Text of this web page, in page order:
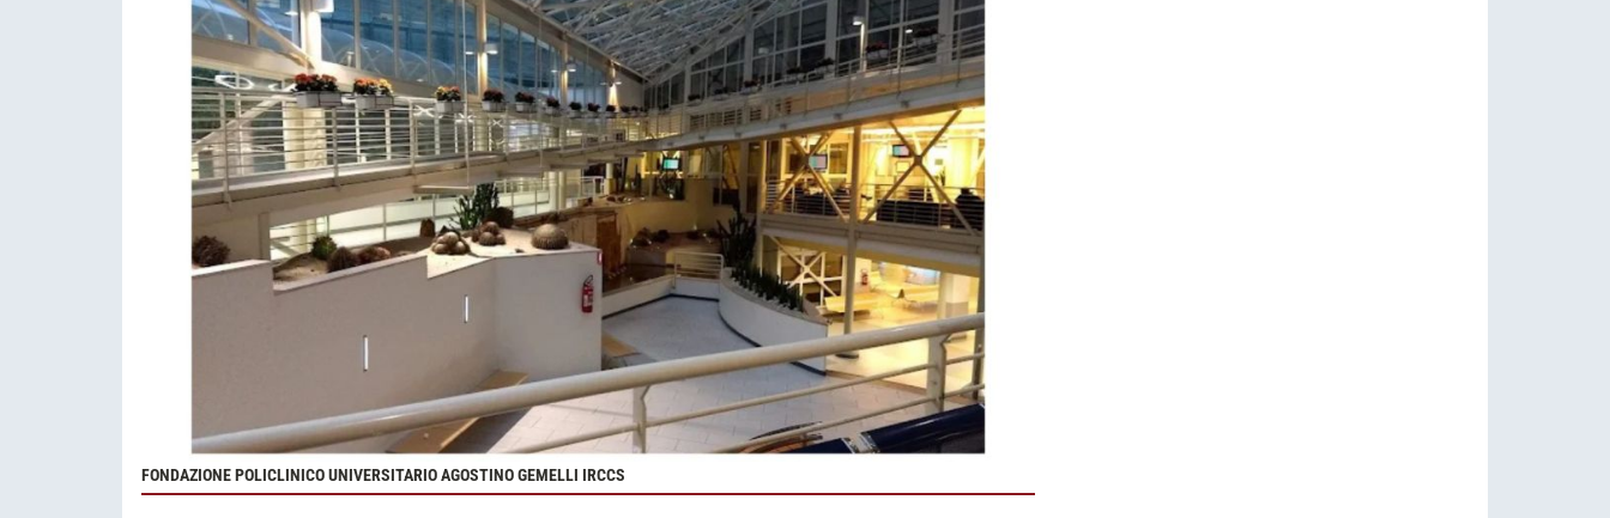
FONDAZIONE POLICLINICO UNIVERSITARIO AGOSTINO GEMELLI IRCCS